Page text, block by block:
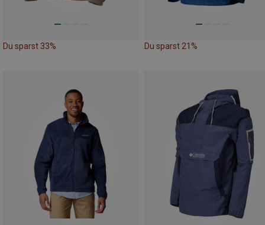
Du sparst 33% Du sparst 21%